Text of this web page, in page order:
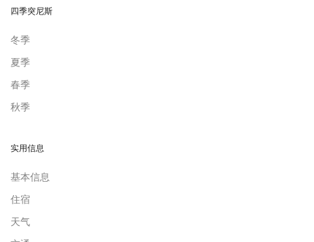
四季突尼斯
冬季
夏季
春季
秋季
实用信息
基本信息
住宿
天气